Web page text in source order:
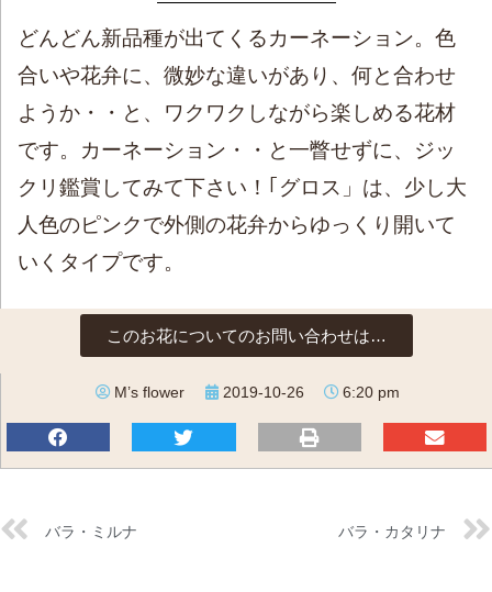
どんどん新品種が出てくるカーネーション。色
合いや花弁に、微妙な違いがあり、何と合わせ
ようか・・と、ワクワクしながら楽しめる花材
です。カーネーション・・と一瞥せずに、ジッ
クリ鑑賞してみて下さい！｢グロス」は、少し大
人色のピンクで外側の花弁からゆっくり開いて
いくタイプです。
このお花についてのお問い合わせは…
M’s flower 2019-10-26 6:20 pm
バラ・ミルナ バラ・カタリナ